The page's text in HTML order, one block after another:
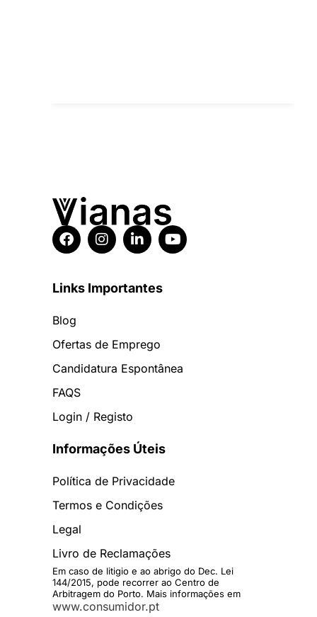
Links Importantes
Blog
Ofertas de Emprego
Candidatura Espontânea
FAQS
Login / Registo
Informações Úteis
Política de Privacidade
Termos e Condições
Legal
Livro de Reclamações
Em caso de litigio e ao abrigo do Dec. Lei
144/2015, pode recorrer ao Centro de
Arbitragem do Porto. Mais informações em
www.consumidor.pt